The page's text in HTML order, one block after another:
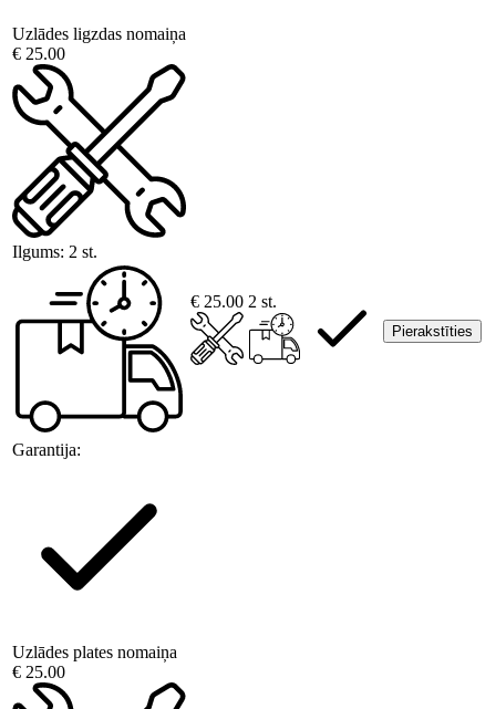
Uzlādes ligzdas nomaiņa
€ 25.00
Ilgums: 2 st.
Garantija:
€ 25.00 2 st.
Pierakstīties
Uzlādes plates nomaiņa
€ 25.00